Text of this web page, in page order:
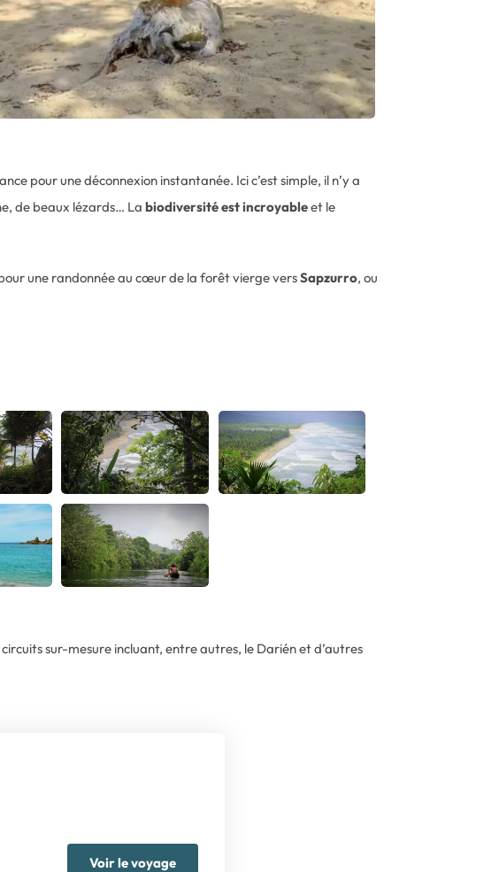
pour une déconnexion instantanée. Ici c’est simple, il n’y a
de beaux lézards… La biodiversité est incroyableet le
une randonnée au cœur de la forêt vierge versSapzurro, ou
circuits sur-mesure incluant, entre autres, le Darién et d’autres
Voir le voyage